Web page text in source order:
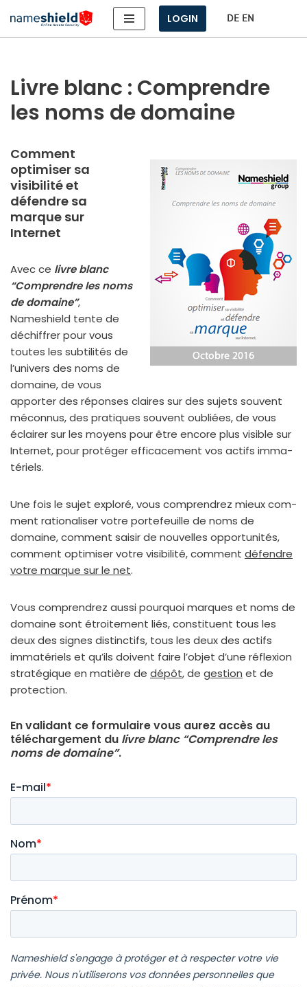
Aller
LOGIN
Livre blanc : Comprendre
les noms de domaine
Comment
optimiser sa
visibilité et
défendre sa
marque sur
Internet
Avec ce livre blanc
“Comprendre les noms
de domaine”,
Nameshield tente de
déchif­frer pour vous
toutes les sub­ti­li­tés de
l’univers des noms de
domaine, de vous
appor­ter des réponses claires sur des sujets sou­vent
mécon­nus, des pra­tiques sou­vent oubliées, de vous
éclai­rer sur les moyens pour être encore plus visible sur
Internet, pour pro­té­ger effi­ca­ce­ment vos actifs imma­
té­riels.
Une fois le sujet explo­ré, vous com­pren­drez mieux com­
ment ratio­na­li­ser votre por­te­feuille de noms de
domaine, com­ment sai­sir de nou­velles oppor­tu­ni­tés,
com­ment opti­mi­ser votre visi­bi­li­té, com­ment défendre
votre marque sur le net.
Vous com­pren­drez aus­si pour­quoi marques et noms de
domaine sont étroi­te­ment liés, consti­tuent tous les
deux des signes dis­tinc­tifs, tous les deux des actifs
imma­té­riels et qu’ils doivent faire l’objet d’une réflexion
stra­té­gique en matière de dépôt, de ges­tion et de
pro­tec­tion.
En validant ce formulaire vous aurez accès au
téléchargement du livre blanc “Comprendre les
noms de domaine”.